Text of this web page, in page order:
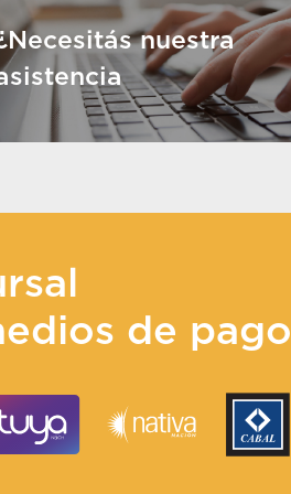
nuestra
de pago